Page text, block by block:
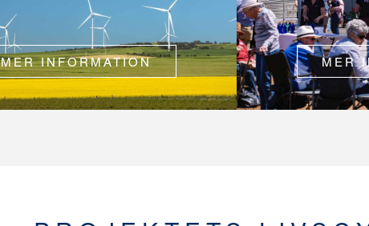
MER INFORMATION MER